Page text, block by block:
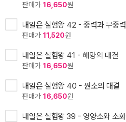
판매가 16,650원
내일은 실험왕 42 - 중력과 무중력
판매가 11,520원
내일은 실험왕 41 - 해양의 대결
판매가 16,650원
내일은 실험왕 40 - 원소의 대결
판매가 16,650원
내일은 실험왕 39 - 영양소와 소화